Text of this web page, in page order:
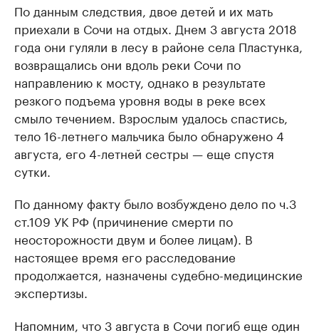
По данным следствия, двое детей и их мать
приехали в Сочи на отдых. Днем 3 августа 2018
года они гуляли в лесу в районе села Пластунка,
возвращались они вдоль реки Сочи по
направлению к мосту, однако в результате
резкого подъема уровня воды в реке всех
смыло течением. Взрослым удалось спастись,
тело 16-летнего мальчика было обнаружено 4
августа, его 4-летней сестры — еще спустя
сутки.
По данному факту было возбуждено дело по ч.3
ст.109 УК РФ (причинение смерти по
неосторожности двум и более лицам). В
настоящее время его расследование
продолжается, назначены судебно-медицинские
экспертизы.
Напомним, что 3 августа в Сочи погиб еще один